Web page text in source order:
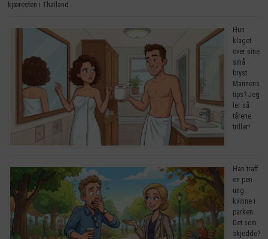
kjæresten i Thailand
Hun
klaget
over sine
små
bryst.
Mannens
tips? Jeg
ler så
tårene
triller!
Han traff
en pen
ung
kvinne i
parken.
Det som
skjedde?